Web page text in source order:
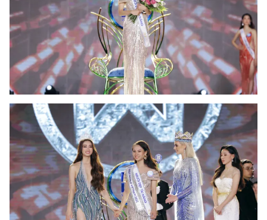
THỜI BÁO VTV
Theo dõi báo trên
Cơ quan chủ quản:Đài Truyền hình Việt Nam
Cơ quan báo chí:Thời báo VTV
Giấy phép hoạt động báo in và báo điện tử số 483/GP-BTTTT
cấp ngày 29/12/2023
Tổng Biên tập:Vũ Thanh Thủy
Phó Tổng Biên tập:Nguyễn Thị Mỹ Hạnh, Phạm Quốc Thắng,
Nguyễn Trọng Ninh
Tổng đài VTV: 024.38 355 931 - 024.38 355 932